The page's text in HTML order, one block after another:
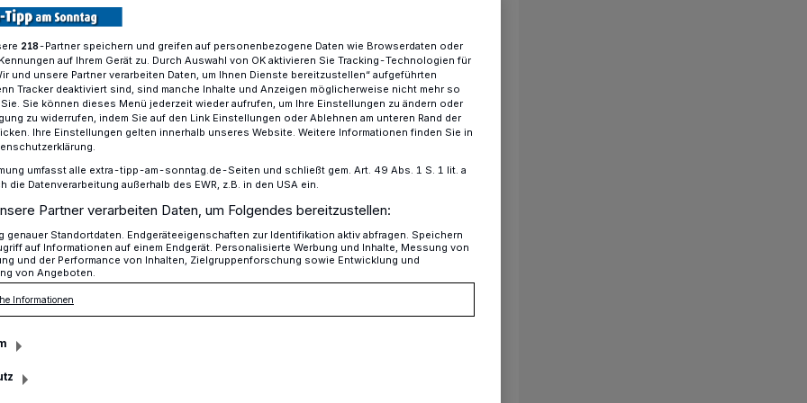
Europäische Aktionswoche "Roadpol"
„Operation focus on the road"
Meter im
Mönchengladbach hat sich vom 6. bis
Kontrollwoche „Operation focus on
Roadpol beteiligt.
218-Partner speichern und greifen auf personenbezogene Daten wie Browserdaten oder
auf Ihrem Gerät zu. Durch Auswahl von OK aktivieren Sie Tracking-Technologien für
und unsere Partner verarbeiten Daten, um Ihnen Dienste bereitzustellen“ aufgeführten
Tracker deaktiviert sind, sind manche Inhalte und Anzeigen möglicherweise nicht mehr so
Sie können dieses Menü jederzeit wieder aufrufen, um Ihre Einstellungen zu ändern oder
zu widerrufen, indem Sie auf den Link Einstellungen oder Ablehnen am unteren Rand der
Ihre Einstellungen gelten innerhalb unseres Website. Weitere Informationen finden Sie in
umfasst alle extra-tipp-am-sonntag.de-Seiten und schließt gem. Art. 49 Abs. 1 S. 1 lit. a
die Datenverarbeitung außerhalb des EWR, z.B. in den USA ein.
Partner verarbeiten Daten, um Folgendes bereitzustellen:
genauer Standortdaten. Endgeräteeigenschaften zur Identifikation aktiv abfragen. Speichern
auf Informationen auf einem Endgerät. Personalisierte Werbung und Inhalte, Messung von
und der Performance von Inhalten, Zielgruppenforschung sowie Entwicklung und
von Angeboten.
Informationen